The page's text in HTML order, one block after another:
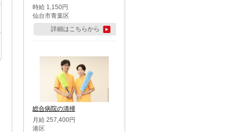
時給 1,150円
仙台市青葉区
詳細はこちらから
総合病院の清掃
月給 257,400円
港区